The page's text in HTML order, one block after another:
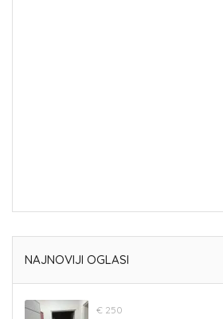
NAJNOVIJI OGLASI
€ 250